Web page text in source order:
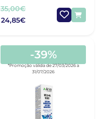
35,00€
24,85€
-39%
*Promoção válida de 27/03/2026 a
31/07/2026